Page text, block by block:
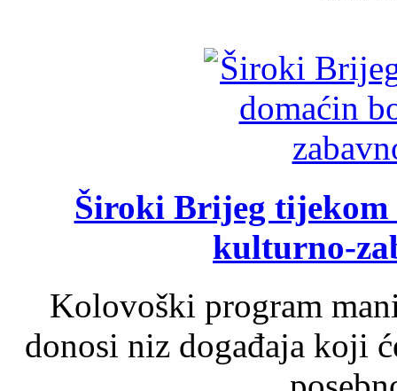
Široki Brijeg tijekom
kulturno-
Kolovoški program
donosi niz događaja koji